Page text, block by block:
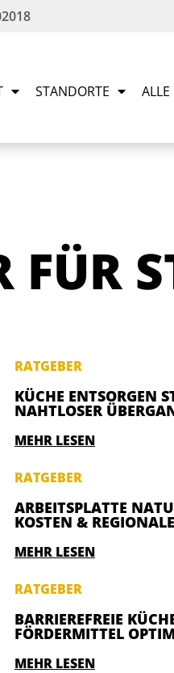
STANDORTE
FÜR
RATGEBER
KÜCHE ENTSORGEN
NAHTLOSER
MEHR LESEN
RATGEBER
ARBEITSPLATTE
KOSTEN &
MEHR LESEN
RATGEBER
BARRIEREFREIE
FÖRDERMITTEL
MEHR LESEN